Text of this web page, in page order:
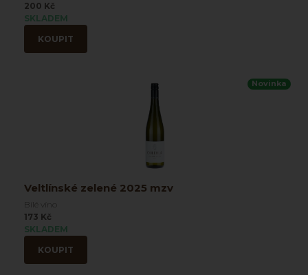
200 Kč
SKLADEM
KOUPIT
Novinka
Veltlínské zelené 2025 mzv
Bílé víno
173 Kč
SKLADEM
KOUPIT